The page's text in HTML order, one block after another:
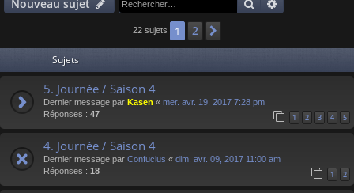
e
Nouveau sujet
22 sujets 1 2
Sujets
5. Journée / Saison 4
Dernier message par Kasen « mer. avr. 19, 2017 7:28 pm
Réponses : 47 1 2 3 4 5
4. Journée / Saison 4
Dernier message par Confucius « dim. avr. 09, 2017 11:00 am
Réponses : 18 1 2